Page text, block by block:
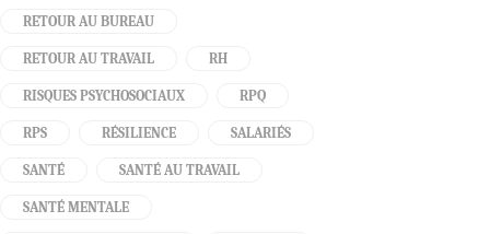
RETOUR AU BUREAU
RETOUR AU TRAVAIL RH
RISQUES PSYCHOSOCIAUX RPQ
RPS RÉSILIENCE SALARIÉS
SANTÉ SANTÉ AU TRAVAIL
SANTÉ MENTALE